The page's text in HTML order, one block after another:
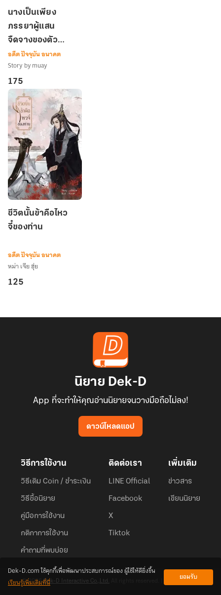
เป็น
เพียง
ภรรยา
ผู้
แสน
จืดจาง
ของ
ตัว
ร้าย
เล่ม
2
นางเป็นเพียง
ภรรยาผู้แสน
จืดจางของตัว
ร้าย เล่ม 2
อดีต ปัจจุบัน อนาคต
Story by muay
175
นั้น
ข้า
ไหว
จี๋
ของ
ชีวิตนั้นข้าคือไหว
จี๋ของท่าน
อดีต ปัจจุบัน อนาคต
หม่า เจีย ฮุ่ย
125
นิยาย Dek-D
App ที่จะทำให้คุณอ่านนิยายจนวางมือถือไม่ลง!
ดาวน์โหลดแอป
วิธีการใช้งาน
วิธีเติม Coin / ชำระเงิน
วิธีซื้อนิยาย
คู่มือการใช้งาน
กติกาการใช้งาน
คำถามที่พบบ่อย
ติดต่อเรา
LINE Official
Facebook
X
Tiktok
เพิ่มเติม
ข่าวสาร
เขียนนิยาย
© 2026Dek-D Interactive Co.,Ltd.
Dek-D.com ใช้คุกกี้เพื่อพัฒนาประสบการณ์ของ ผู้ใช้ให้ดียิ่งขึ้น
เรียนรู้เพิ่มเติมที่นี่
ยอมรับ